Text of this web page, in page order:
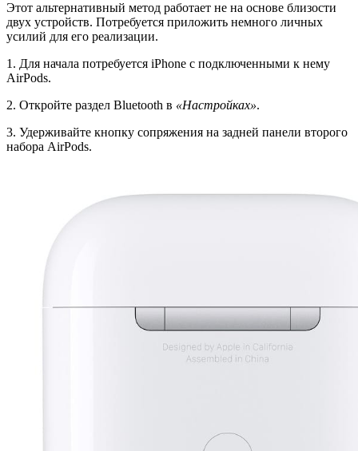
Этот альтернативный метод работает не на основе близости
двух устройств. Потребуется приложить немного личных
усилий для его реализации.
1. Для начала потребуется iPhone с подключенными к нему
AirPods.
2. Откройте раздел Bluetooth в «Настройках».
3. Удерживайте кнопку сопряжения на задней панели второго
набора AirPods.